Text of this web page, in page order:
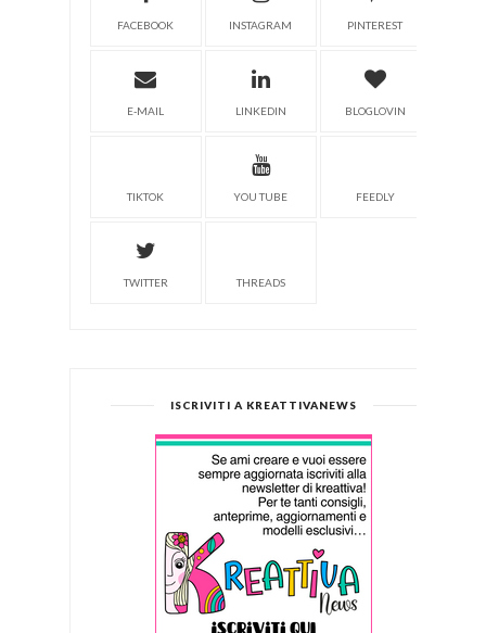
FACEBOOK INSTAGRAM PINTEREST
E-MAIL LINKEDIN BLOGLOVIN
TIKTOK YOU TUBE FEEDLY
TWITTER THREADS
ISCRIVITI A KREATTIVANEWS